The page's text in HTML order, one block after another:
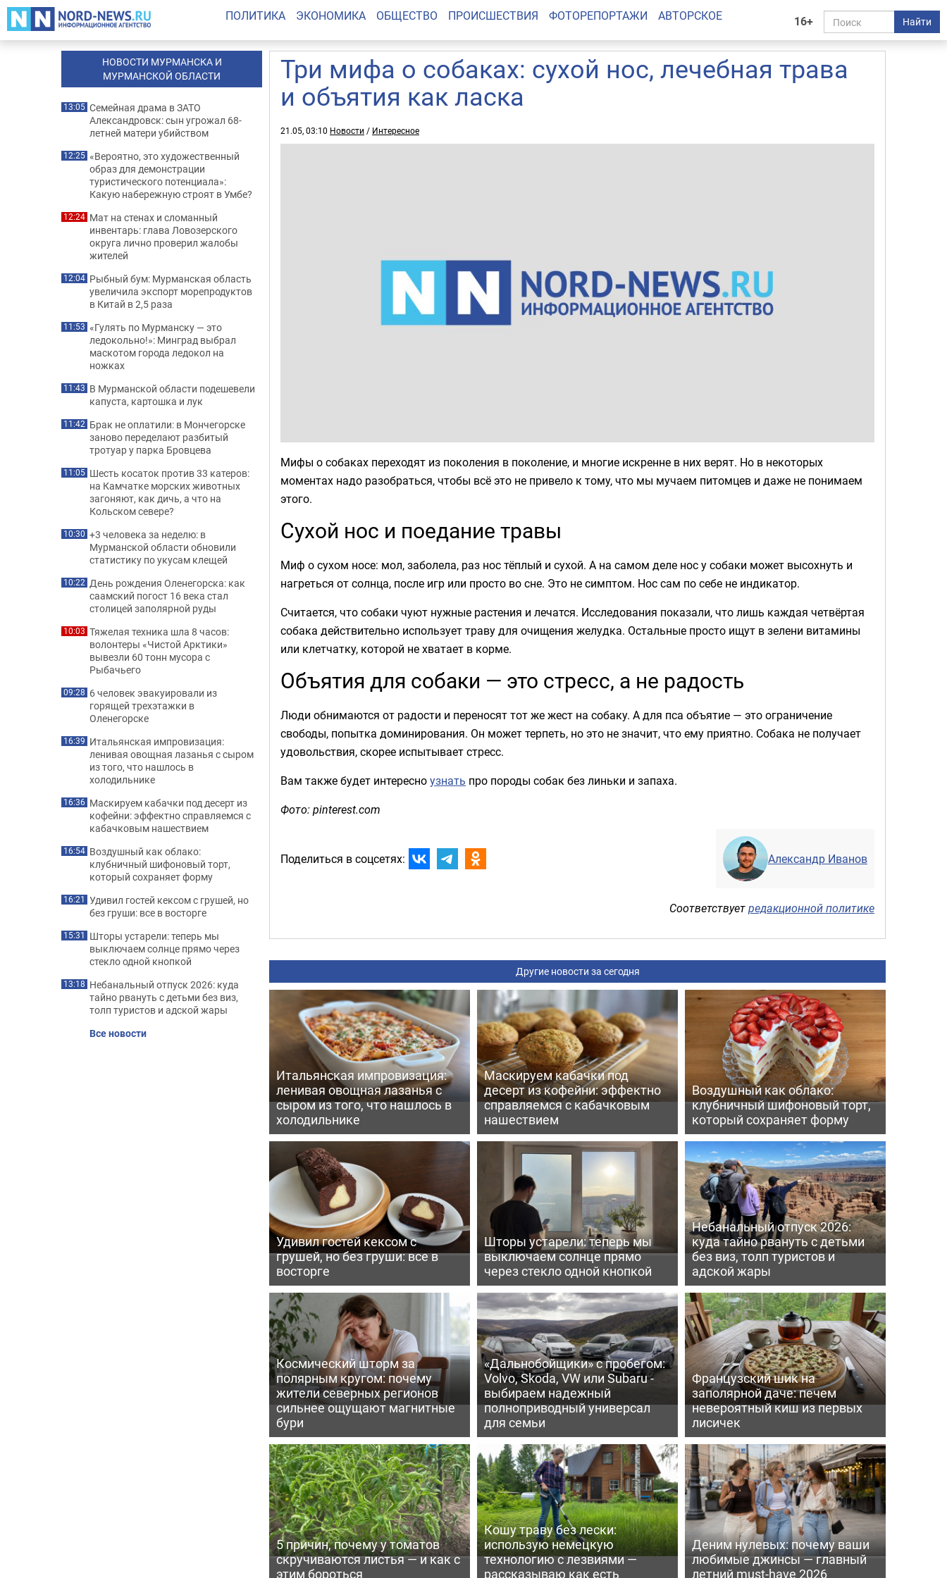
16+ Найти
ПОЛИТИКА ЭКОНОМИКА ОБЩЕСТВО ПРОИСШЕСТВИЯ ФОТОРЕПОРТАЖИ АВТОРСКОЕ
Три мифа о собаках: сухой нос, лечебная трава
и объятия как ласка
21.05, 03:10 Новости / Интересное
Мифы о собаках переходят из поколения в поколение, и многие искренне в них верят. Но в некоторых
моментах надо разобраться, чтобы всё это не привело к тому, что мы мучаем питомцев и даже не понимаем
этого.
Сухой нос и поедание травы
Миф о сухом носе: мол, заболела, раз нос тёплый и сухой. А на самом деле нос у собаки может высохнуть и
нагреться от солнца, после игр или просто во сне. Это не симптом. Нос сам по себе не индикатор.
Считается, что собаки чуют нужные растения и лечатся. Исследования показали, что лишь каждая четвёртая
собака действительно использует траву для очищения желудка. Остальные просто ищут в зелени витамины
или клетчатку, которой не хватает в корме.
Объятия для собаки — это стресс, а не радость
Люди обнимаются от радости и переносят тот же жест на собаку. А для пса объятие — это ограничение
свободы, попытка доминирования. Он может терпеть, но это не значит, что ему приятно. Собака не получает
удовольствия, скорее испытывает стресс.
Вам также будет интересноузнать про породы собак без линьки и запаха.
Фото: pinterest.com
Поделиться в соцсетях: Александр Иванов
Соответствуетредакционной политике
Другие новости за сегодня
Итальянская импровизация:
ленивая овощная лазанья с
сыром из того, что нашлось в
холодильнике
Маскируем кабачки под
десерт из кофейни: эффектно
справляемся с кабачковым
нашествием
Воздушный как облако:
клубничный шифоновый торт,
который сохраняет форму
Удивил гостей кексом с
грушей, но без груши: все в
восторге
Шторы устарели: теперь мы
выключаем солнце прямо
через стекло одной кнопкой
Небанальный отпуск 2026:
куда тайно рвануть с детьми
без виз, толп туристов и
адской жары
Космический шторм за
полярным кругом: почему
жители северных регионов
сильнее ощущают магнитные
бури
«Дальнобойщики» с пробегом:
Volvo, Skoda, VW или Subaru -
выбираем надежный
полноприводный универсал
для семьи
Французский шик на
заполярной даче: печем
невероятный киш из первых
лисичек
5 причин, почему у томатов
скручиваются листья — и как с
этим бороться
Кошу траву без лески:
использую немецкую
технологию с лезвиями —
рассказываю как есть
Деним нулевых: почему ваши
любимые джинсы — главный
летний must-have 2026
НОВОСТИ МУРМАНСКА И
МУРМАНСКОЙ ОБЛАСТИ
13:05 Семейная драма в ЗАТО
Александровск: сын угрожал 68-
летней матери убийством
12:25 «Вероятно, это художественный
образ для демонстрации
туристического потенциала»:
Какую набережную строят в Умбе?
12:24 Мат на стенах и сломанный
инвентарь: глава Ловозерского
округа лично проверил жалобы
жителей
12:04 Рыбный бум: Мурманская область
увеличила экспорт морепродуктов
в Китай в 2,5 раза
11:53 «Гулять по Мурманску — это
ледокольно!»: Минград выбрал
маскотом города ледокол на
ножках
11:43 В Мурманской области подешевели
капуста, картошка и лук
11:42 Брак не оплатили: в Мончегорске
заново переделают разбитый
тротуар у парка Бровцева
11:05 Шесть косаток против 33 катеров:
на Камчатке морских животных
загоняют, как дичь, а что на
Кольском севере?
10:30 +3 человека за неделю: в
Мурманской области обновили
статистику по укусам клещей
10:22 День рождения Оленегорска: как
саамский погост 16 века стал
столицей заполярной руды
10:03 Тяжелая техника шла 8 часов:
волонтеры «Чистой Арктики»
вывезли 60 тонн мусора с
Рыбачьего
09:28 6 человек эвакуировали из
горящей трехэтажки в
Оленегорске
16:39 Итальянская импровизация:
ленивая овощная лазанья с сыром
из того, что нашлось в
холодильнике
16:36 Маскируем кабачки под десерт из
кофейни: эффектно справляемся с
кабачковым нашествием
16:54 Воздушный как облако:
клубничный шифоновый торт,
который сохраняет форму
16:21 Удивил гостей кексом с грушей, но
без груши: все в восторге
15:31 Шторы устарели: теперь мы
выключаем солнце прямо через
стекло одной кнопкой
13:18 Небанальный отпуск 2026: куда
тайно рвануть с детьми без виз,
толп туристов и адской жары
Все новости